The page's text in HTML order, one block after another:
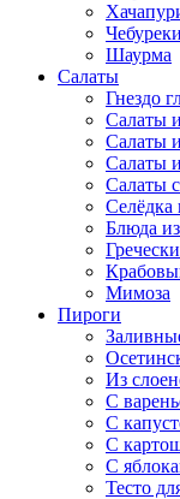
Чебуреки
Шаурма
Салаты
Гнездо
Салаты
Салаты
Салаты
Салаты
Блюда
Мимоза
Пироги
Из
С
С
С
С
Тесто